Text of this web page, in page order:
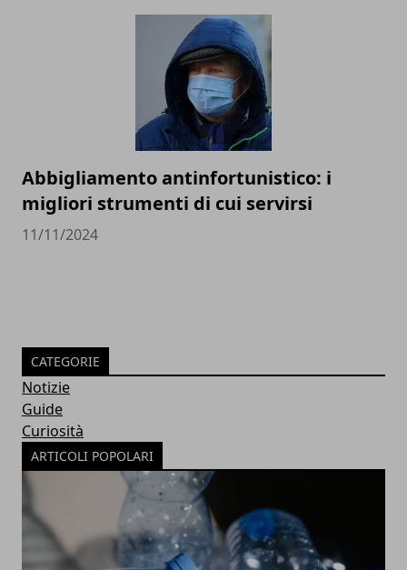
Abbigliamento antinfortunistico: i
migliori strumenti di cui servirsi
11/11/2024
CATEGORIE
Notizie
Guide
Curiosità
ARTICOLI POPOLARI